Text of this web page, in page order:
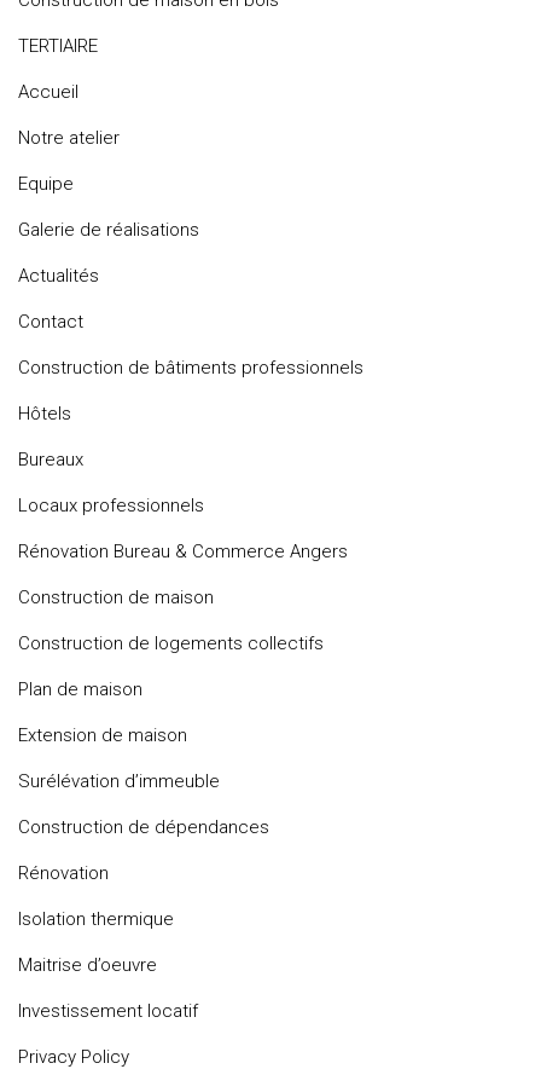
TERTIAIRE
Accueil
Notre atelier
Equipe
Galerie de réalisations
Actualités
Contact
Construction de bâtiments professionnels
Hôtels
Bureaux
Locaux professionnels
Rénovation Bureau & Commerce Angers
Construction de maison
Construction de logements collectifs
Plan de maison
Extension de maison
Surélévation d’immeuble
Construction de dépendances
Rénovation
Isolation thermique
Maitrise d’oeuvre
Investissement locatif
Privacy Policy